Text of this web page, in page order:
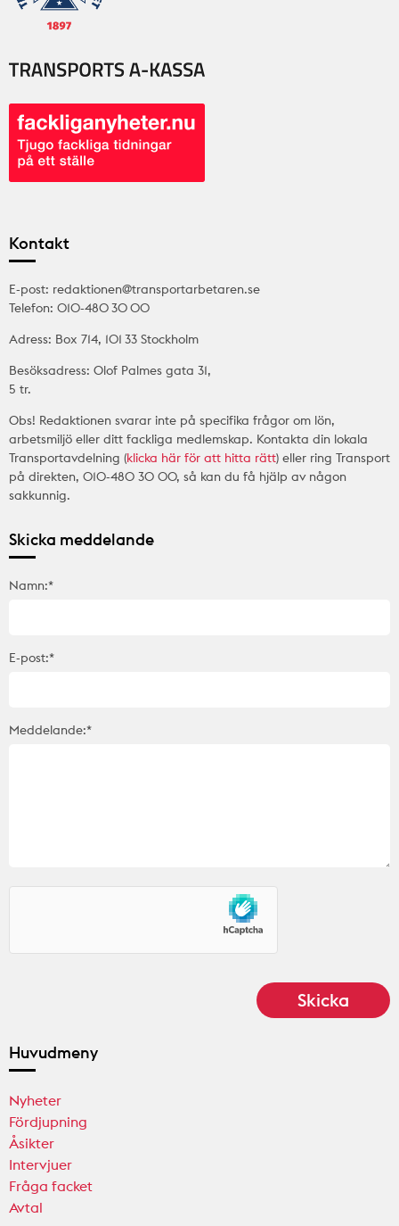
Kontakt
E-post: redaktionen@transportarbetaren.se
Telefon: 010-480 30 00
Adress: Box 714, 101 33 Stockholm
Besöksadress: Olof Palmes gata 31,
5 tr.
Obs! Redaktionen svarar inte på specifika frågor om lön,
arbetsmiljö eller ditt fackliga medlemskap. Kontakta din lokala
Transportavdelning (klicka här för att hitta rätt) eller ring Transport
på direkten, 010-480 30 00, så kan du få hjälp av någon
sakkunnig.
Skicka meddelande
Namn:*
E-post:*
Meddelande:*
Huvudmeny
Nyheter
Fördjupning
Åsikter
Intervjuer
Fråga facket
Avtal